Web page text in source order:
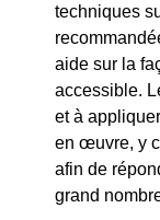
techniques
aide sur la
accessible.
et à
en œuvre, y
afin de
grand